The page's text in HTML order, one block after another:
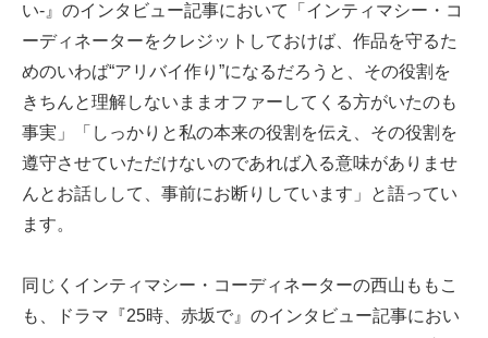
い-』のインタビュー記事において「インティマシー・コ
ーディネーターをクレジットしておけば、作品を守るた
めのいわば“アリバイ作り”になるだろうと、その役割を
きちんと理解しないままオファーしてくる方がいたのも
事実」「しっかりと私の本来の役割を伝え、その役割を
遵守させていただけないのであれば入る意味がありませ
んとお話しして、事前にお断りしています」と語ってい
ます。
同じくインティマシー・コーディネーターの西山ももこ
も、ドラマ『25時、赤坂で』のインタビュー記事におい